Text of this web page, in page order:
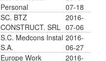
Personal
07-18
SC. BTZ
CONSTRUCT. SRL
2016-
07-06
S.C. Medcons Instal
S.A.
2016-
06-27
Europe Work
2016-